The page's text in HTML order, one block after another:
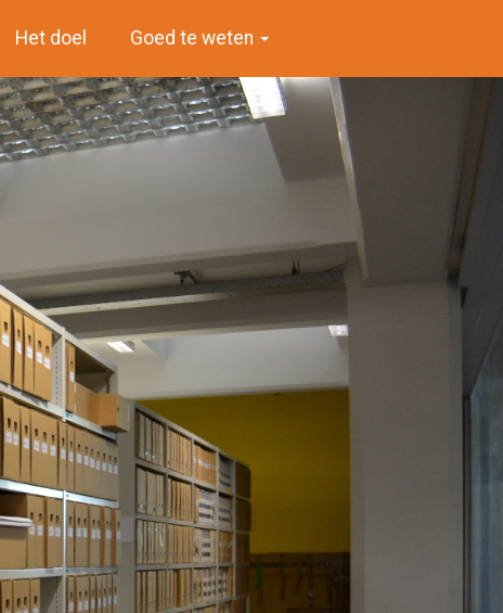
Het doel Goed te weten